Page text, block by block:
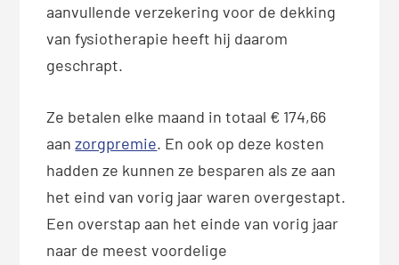
aanvullende verzekering voor de dekking
van fysiotherapie heeft hij daarom
geschrapt.
Ze betalen elke maand in totaal € 174,66
aanzorgpremie. En ook op deze kosten
hadden ze kunnen ze besparen als ze aan
het eind van vorig jaar waren overgestapt.
Een overstap aan het einde van vorig jaar
naar de meest voordelige